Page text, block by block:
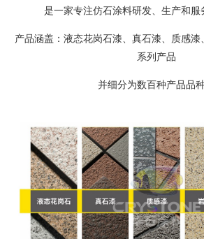
是一家专注仿石涂料研发、生产和服
产品涵盖：液态花岗石漆、真石漆、质感
系列产品
并细分为数百种产品品种